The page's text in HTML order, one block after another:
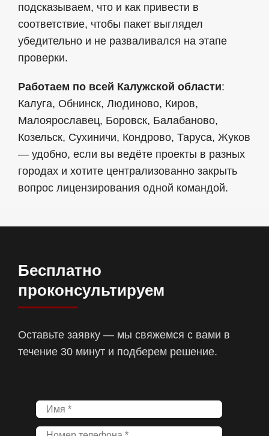
подсказываем, что и как привести в
соответствие, чтобы пакет выглядел
убедительно и не разваливался на этапе
проверки.
Работаем по всей Калужской области:
Калуга, Обнинск, Людиново, Киров,
Малоярославец, Боровск, Балабаново,
Козельск, Сухиничи, Кондрово, Таруса, Жуков
— удобно, если вы ведёте проекты в разных
городах и хотите централизованно закрыть
вопрос лицензирования одной командой.
Бесплатно
проконсультируем
Оставьте заявку — мы свяжемся с вами в
течение 30 минут и подберем решение.